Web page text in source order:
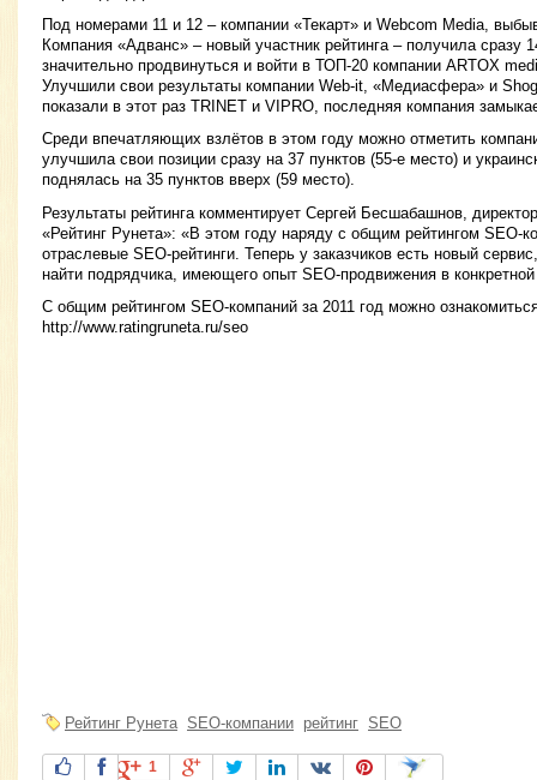
Под номерами 11 и 12 – компании «Текарт» и Webcom Media,
Компания «Адванс» – новый участник рейтинга – получила сразу
значительно продвинуться и войти в ТОП-20 компании ARTOX
Улучшили свои результаты компании Web-it, «Медиасфера» и
показали в этот раз TRINET и VIPRO, последняя компания
Среди впечатляющих взлётов в этом году можно отметить
улучшила свои позиции сразу на 37 пунктов (55-е место) и
поднялась на 35 пунктов вверх (59 место).
Результаты рейтинга комментирует Сергей Бесшабашнов,
«Рейтинг Рунета»: «В этом году наряду с общим рейтингом SEO-
отраслевые SEO-рейтинги. Теперь у заказчиков есть новый
найти подрядчика, имеющего опыт SEO-продвижения в
С общим рейтингом SEO-компаний за 2011 год можно
http://www.ratingruneta.ru/seo
Рейтинг Рунета SEO-компании рейтинг SEO
1